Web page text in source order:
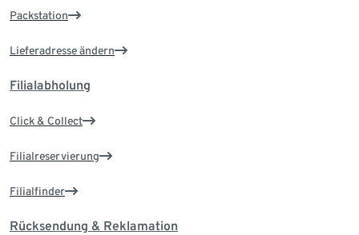
Packstation
Lieferadresse ändern
Filialabholung
Click & Collect
Filialreservierung
Filialfinder
Rücksendung & Reklamation